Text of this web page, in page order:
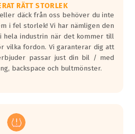
det finnas
vågar. Hög
svarta vågor
påvisar om det är
år 2016.
är redan
RÄTT STORLEK
däck från oss behöver du inte
i fel storlek! Vi har nämligen den
hela industrin när det kommer till
vilka fordon. Vi garanterar dig att
passar just din bil / med
backspace och bultmönster.